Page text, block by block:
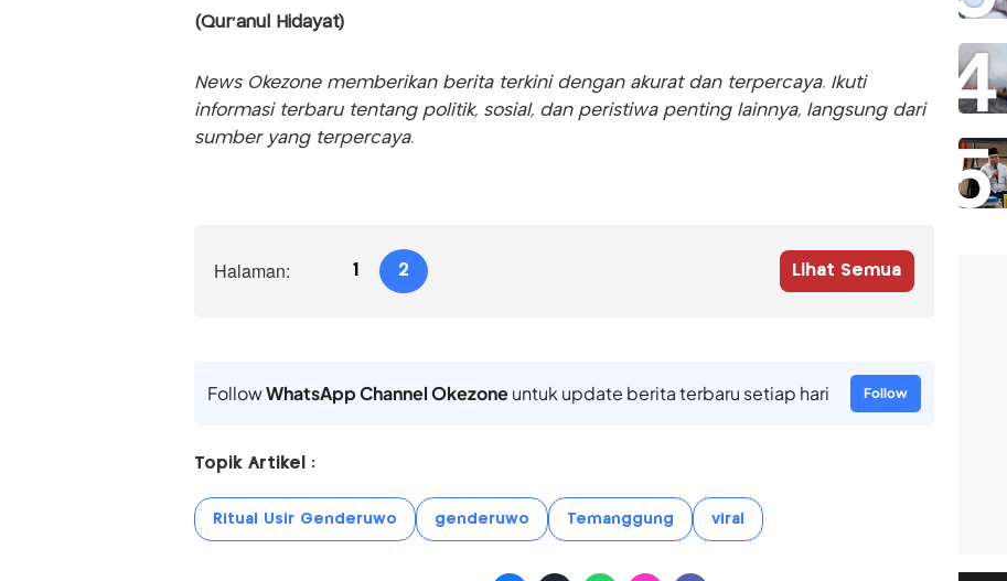
(Qur'anul Hidayat)
News Okezone memberikan berita terkini dengan akurat dan terpercaya. Ikuti
informasi terbaru tentang politik, sosial, dan peristiwa penting lainnya, langsung dari
sumber yang terpercaya.
Halaman: 1 2 Lihat Semua
FollowWhatsApp Channel Okezoneuntuk update berita terbaru setiap hari Follow
Topik Artikel :
Ritual Usir Genderuwo genderuwo Temanggung viral